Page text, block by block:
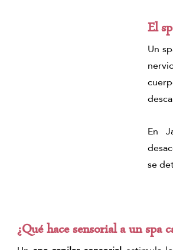
El
Un
En
se
¿Qué hace sensorial a un spa